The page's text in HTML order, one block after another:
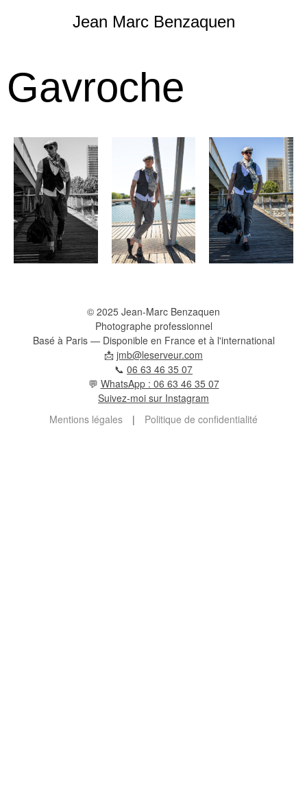
Jean Marc Benzaquen
Gavroche
© 2025 Jean-Marc Benzaquen
Photographe professionnel
Basé à Paris — Disponible en France et à l'international
📩 jmb@leserveur.com
📞 06 63 46 35 07
💬 WhatsApp : 06 63 46 35 07
Suivez-moi sur Instagram
Mentions légales
| Politique de confidentialité